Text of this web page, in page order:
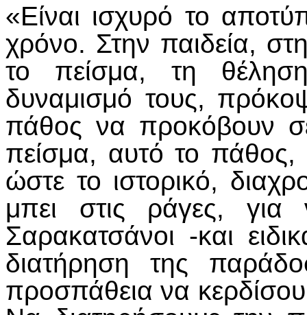
«Είναι ισχυρό το
χρόνο. Στην παιδεία,
το πείσμα, τη
δυναμισμό τους,
πάθος να προκόβουν
πείσμα, αυτό το
ώστε το ιστορικό,
μπει στις ράγες, για
Σαρακατσάνοι -και
διατήρηση της
προσπάθεια να